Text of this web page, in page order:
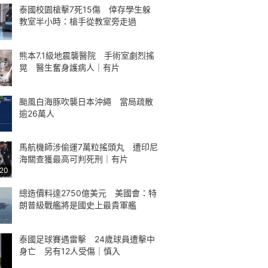
泰國校園槍擊7死15傷 倖存學生躲
教室半小時：槍手從教室旁走過
熊本7.1級地震襲醫院 手術室劇烈搖
晃 醫生奮身護病人｜有片
颱風白海豚吹襲日本沖繩 當局疏散
逾26萬人
馬航機師涉偷運7萬粒搖頭丸 遭印尼
海關查獲最高可判死刑｜有片
總造價料達2750億美元 美國會：特
朗普級戰艦將是國史上最貴軍艦
泰國足球賽遇雷擊 24歲球員遭擊中
身亡 另有12人受傷｜慎入